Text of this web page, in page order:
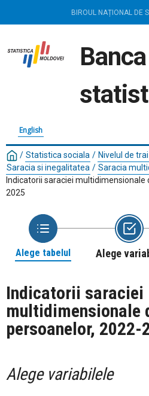
BIROUL NAȚIONAL DE
English
/ Statistica sociala / Nivelul de
Saracia si inegalitatea / Saracia
Indicatorii saraciei multidimensionale
2025
Alege tabelul Alege
Indicatorii saraciei
multidimensionale
persoanelor, 2022-
Alege variabilele